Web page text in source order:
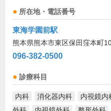
所在地・電話番号
東海学園前駅
熊本県熊本市東区保田窪本町
096-382-0500
診療科目
内科 消化器内科 内視鏡内